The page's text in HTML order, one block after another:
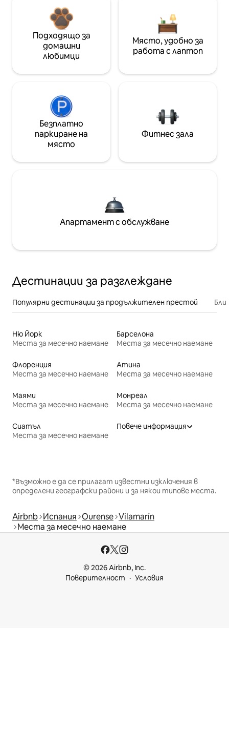
Подходящо за
домашни
любимци
Място, удобно за
работа с лаптоп
Безплатно
паркиране на
място
Фитнес зала
Апартамент с обслужване
Дестинации за разглеждане
Популярни дестинации за продължителен престой
Ню Йорк
Места за месечно наемане
Барселона
Места за месечно наемане
Флоренция
Места за месечно наемане
Атина
Места за месечно наемане
Маями
Места за месечно наемане
Монреал
Места за месечно наемане
Сиатъл
Места за месечно наемане
Повече информация
*Възможно е да се прилагат известни изключения в
определени географски райони и за някои типове места.
Airbnb Испания Ourense Vilamarín
Места за месечно наемане
© 2026 Airbnb, Inc.
Поверителност
Условия